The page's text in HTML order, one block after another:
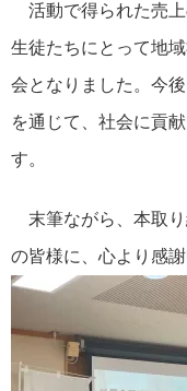
活動で得られた売上
生徒たちにとって地
会となりました。今
を通じて、社会に貢
す。
末筆ながら、本取
の皆様に、心より感謝